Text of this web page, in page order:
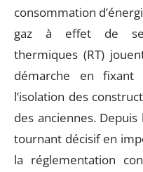
consommation
gaz à effet de
thermiques (RT)
démarche en
l’isolation des
des anciennes.
tournant décisif en
la réglementation